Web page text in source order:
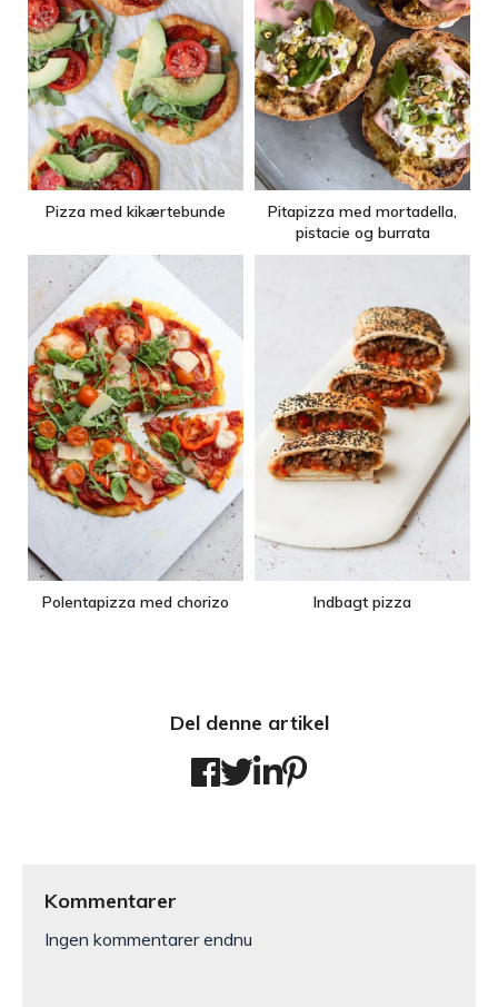
Pizza med kikærtebunde
Pitapizza med mortadella,
pistacie og burrata
Polentapizza med chorizo Indbagt pizza
Del denne artikel
Kommentarer
Ingen kommentarer endnu